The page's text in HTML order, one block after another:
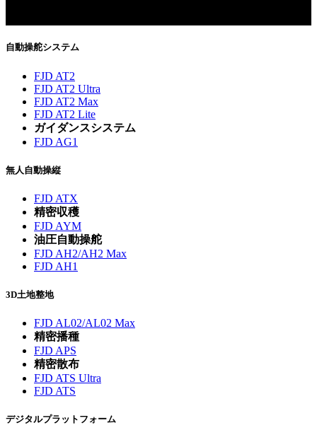
自動操舵システム
FJD AT2
FJD AT2 Ultra
FJD AT2 Max
FJD AT2 Lite
ガイダンスシステム
FJD AG1
無人自動操縦
FJD ATX
精密収穫
FJD AYM
油圧自動操舵
FJD AH2/AH2 Max
FJD AH1
3D土地整地
FJD AL02/AL02 Max
精密播種
FJD APS
精密散布
FJD ATS Ultra
FJD ATS
デジタルプラットフォーム